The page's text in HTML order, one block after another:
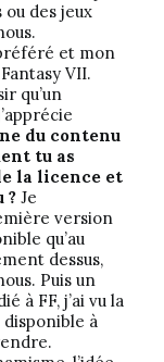
des jeux
et mon
VII.
qu’un
du contenu
tu as
la licence et
? Je
version
qu’au
dessus,
Puis un
à FF, j’ai vu la
à